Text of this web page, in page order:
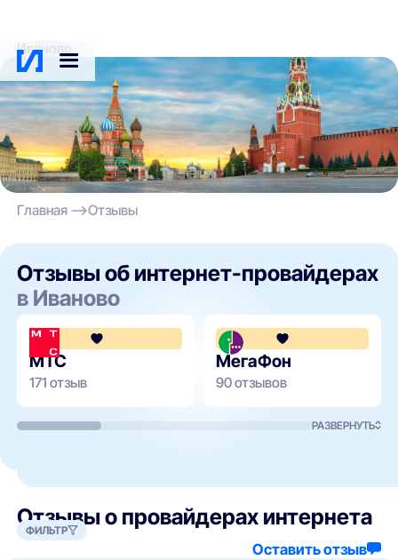
Иваново
Главная Отзывы
Отзывы об интернет-провайдерах
в Иваново
4.1
МТС
171 отзыв
МегаФон
90 отзывов
РАЗВЕРНУТЬ
Отзывы о провайдерах интернета
ФИЛЬТР
Оставить отзыв